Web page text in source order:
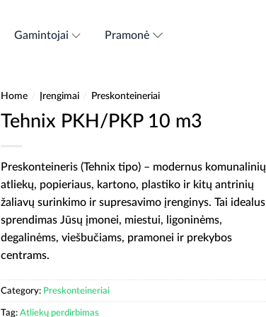
Gamintojai Pramonė
Home Įrengimai Preskonteineriai
Tehnix PKH/PKP 10 m3
Preskonteineris (Tehnix tipo) – modernus komunalinių
atliekų, popieriaus, kartono, plastiko ir kitų antrinių
žaliavų surinkimo ir supresavimo įrenginys. Tai idealus
sprendimas Jūsų įmonei, miestui, ligoninėms,
degalinėms, viešbučiams, pramonei ir prekybos
centrams.
Category: Preskonteineriai
Tag: Atliekų perdirbimas